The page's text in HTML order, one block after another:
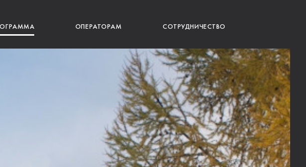
ОПЕРАТОРАМ СОТРУДНИЧЕСТВО